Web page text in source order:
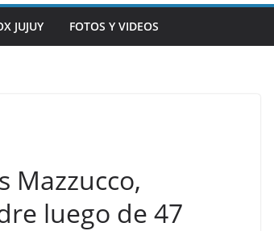
JUJUY FOTOS Y VIDEOS
Mazzucco,
luego de 47